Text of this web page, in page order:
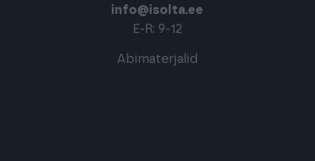
info@isolta.ee
E-R: 9-12
Abimaterjalid